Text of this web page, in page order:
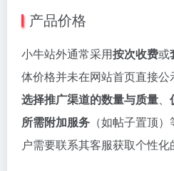
产品价格
小牛站外通常采用按次收费或
体价格并未在网站首页直接
选择推广渠道的数量与质量、
所需附加服务 （如帖子置顶
户需要联系其客服获取个性化